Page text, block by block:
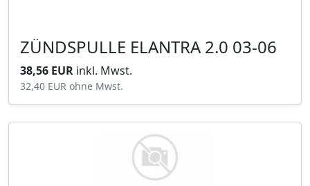
ZÜNDSPULLE ELANTRA 2.0 03-06
38,56 EUR inkl. Mwst.
32,40 EUR ohne Mwst.